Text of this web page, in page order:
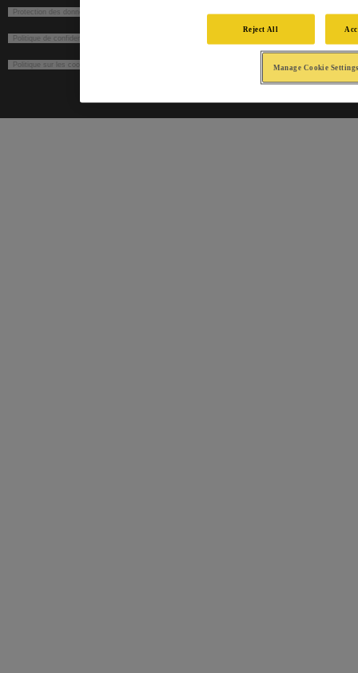
Protection des données dans le cadre du recrutement
Politique de confidentialité
Politique sur les cookies
Reject All
Manage Cookie